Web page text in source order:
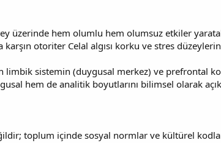
üzerinde hem olumlu hem olumsuz etkiler
karşın otoriter Celal algısı korku ve stres
limbik sistemin (duygusal merkez) ve prefrontal
hem de analitik boyutlarını bilimsel olarak
toplum içinde sosyal normlar ve kültürel